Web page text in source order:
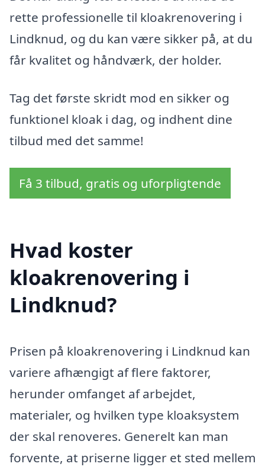
rette professionelle til kloakrenovering i
Lindknud, og du kan være sikker på, at du
får kvalitet og håndværk, der holder.
Tag det første skridt mod en sikker og
funktionel kloak i dag, og indhent dine
tilbud med det samme!
Få 3 tilbud, gratis og uforpligtende
Hvad koster
kloakrenovering i
Lindknud?
Prisen på kloakrenovering i Lindknud kan
variere afhængigt af flere faktorer,
herunder omfanget af arbejdet,
materialer, og hvilken type kloaksystem
der skal renoveres. Generelt kan man
forvente, at priserne ligger et sted mellem